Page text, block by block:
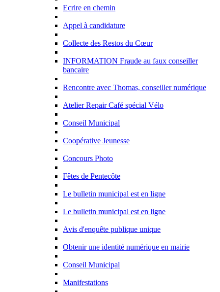
Ecrire en chemin
Appel à candidature
Collecte des Restos du Cœur
INFORMATION Fraude au faux conseiller
bancaire
Rencontre avec Thomas, conseiller numérique
Atelier Repair Café spécial Vélo
Conseil Municipal
Coopérative Jeunesse
Concours Photo
Fêtes de Pentecôte
Le bulletin municipal est en ligne
Le bulletin municipal est en ligne
Avis d'enquête publique unique
Obtenir une identité numérique en mairie
Conseil Municipal
Manifestations